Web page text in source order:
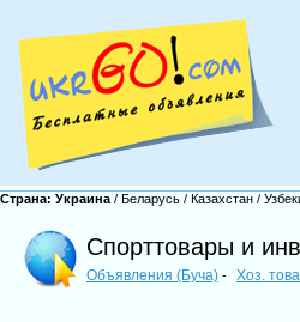
Страна: Украина / Беларусь / Казахстан /
Спорттовары и
Объявления (Буча) - Хоз.